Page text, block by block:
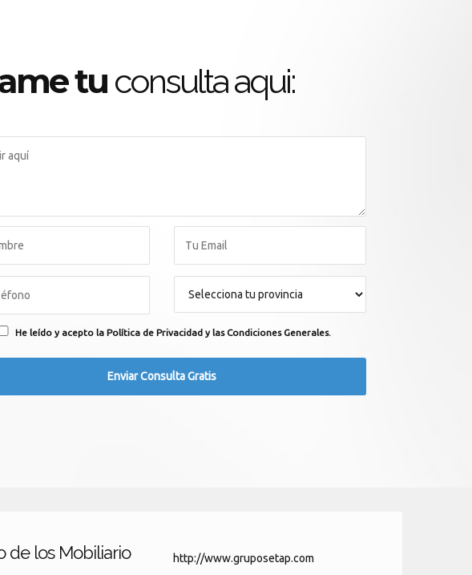
tu consulta aqui:
He leído y acepto la Política de Privacidad y las Condiciones Generales.
de los Mobiliario
http://www.gruposetap.com